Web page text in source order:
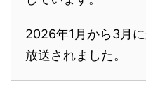
2026年1月から3月
放送されました。